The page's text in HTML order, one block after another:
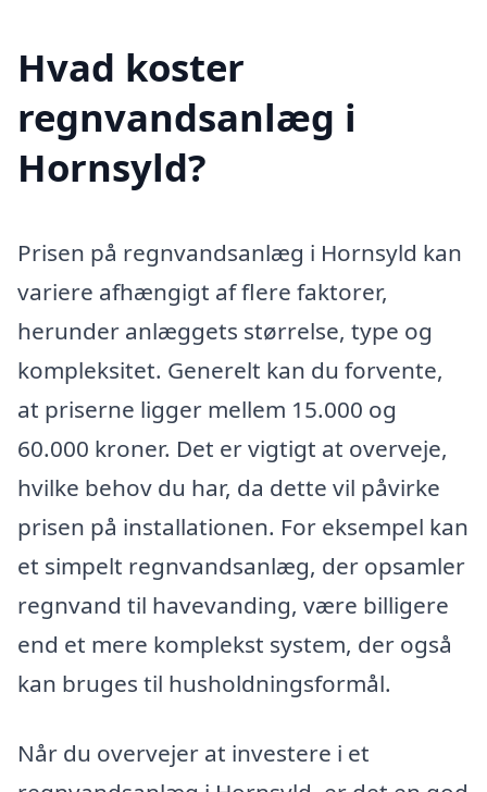
Hvad koster
regnvandsanlæg i
Hornsyld?
Prisen på regnvandsanlæg i Hornsyld kan
variere afhængigt af flere faktorer,
herunder anlæggets størrelse, type og
kompleksitet. Generelt kan du forvente,
at priserne ligger mellem 15.000 og
60.000 kroner. Det er vigtigt at overveje,
hvilke behov du har, da dette vil påvirke
prisen på installationen. For eksempel kan
et simpelt regnvandsanlæg, der opsamler
regnvand til havevanding, være billigere
end et mere komplekst system, der også
kan bruges til husholdningsformål.
Når du overvejer at investere i et